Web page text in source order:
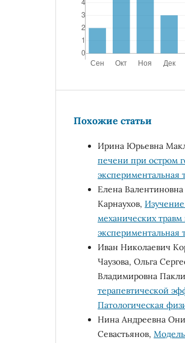
Похожие статьи
Ирина Юрьевна
печени при остром
Елена
Каpнауxов,
механических
Иван Николаевич
Чаузова, Ольга
Владимировна
терапевтической
Патологическая
Нина Андреевна
Севастьянов,